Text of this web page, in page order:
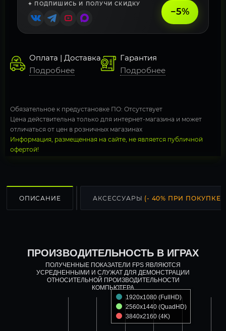
✦ ПОДПИШИСЬ И ПОЛУЧИ СКИДКУ
−5%
Оплата | Доставка
Подробнее
Гарантия
Подробнее
Обязательное к предустановке ПО: Отсутствует
Цена действительна только для интернет-магазина и может
отличаться от цен в розничных магазинах
Информация, размещенная на сайте, не является публичной
офертой!
ОПИСАНИЕ АКСЕССУАРЫ (- 40% ПРИ ПОКУПКЕ
ПРОИЗВОДИТЕЛЬНОСТЬ В ИГРАХ
ПОЛУЧЕННЫЕ ПОКАЗАТЕЛИ FPS ЯВЛЯЮТСЯ
УСРЕДНЕННЫМИ И СЛУЖАТ ДЛЯ ДЕМОНСТРАЦИИ
ОТНОСИТЕЛЬНОЙ ПРОИЗВОДИТЕЛЬНОСТИ
КОМПЬЮТЕРА
1920x1080 (FullHD)
2560x1440 (QuadHD)
3840x2160 (4K)